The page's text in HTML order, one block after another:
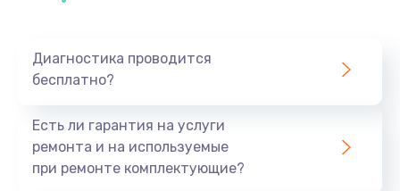
Заказать
Диагностика проводится
бесплатно?
Есть ли гарантия на услуги
ремонта и на используемые
при ремонте комплектующие?